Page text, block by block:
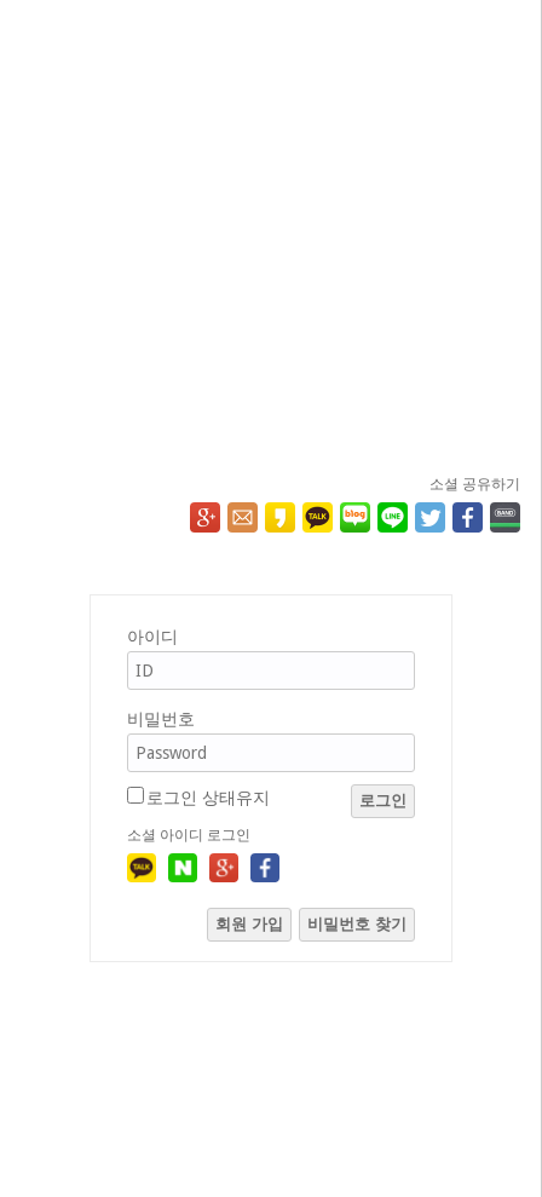
소셜 공유하기
아이디
비밀번호
로그인 상태유지 로그인
소셜 아이디 로그인
회원 가입 비밀번호 찾기